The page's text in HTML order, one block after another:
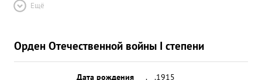
Ещё
Орден Отечественной войны I степени
Дата рождения
__.__.1915